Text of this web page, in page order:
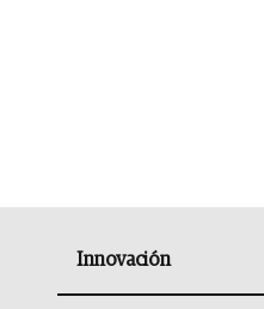
Innovación